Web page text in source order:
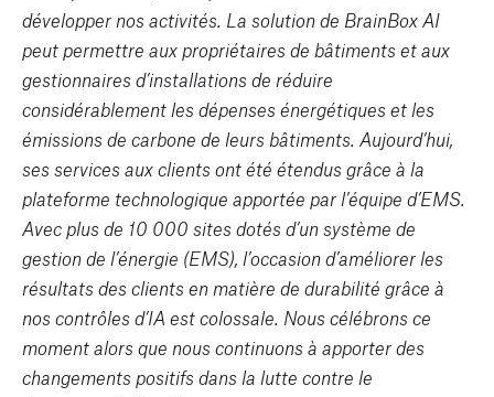
développer nos activités. La solution de BrainBox AI
peut permettre aux propriétaires de bâtiments et aux
gestionnaires d’installations de réduire
considérablement les dépenses énergétiques et les
émissions de carbone de leurs bâtiments. Aujourd’hui,
ses services aux clients ont été étendus grâce à la
plateforme technologique apportée par l’équipe d’EMS.
Avec plus de 10 000 sites dotés d’un système de
gestion de l’énergie (EMS), l’occasion d’améliorer les
résultats des clients en matière de durabilité grâce à
nos contrôles d’IA est colossale. Nous célébrons ce
moment alors que nous continuons à apporter des
changements positifs dans la lutte contre le